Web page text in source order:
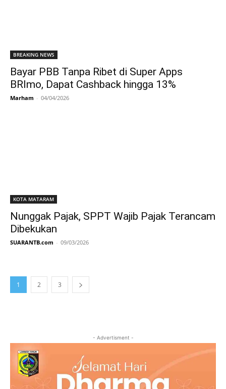
BREAKING NEWS
Bayar PBB Tanpa Ribet di Super Apps
BRImo, Dapat Cashback hingga 13%
Marham - 04/04/2026
KOTA MATARAM
Nunggak Pajak, SPPT Wajib Pajak Terancam
Dibekukan
SUARANTB.com - 09/03/2026
1 2 3
- Advertisment -